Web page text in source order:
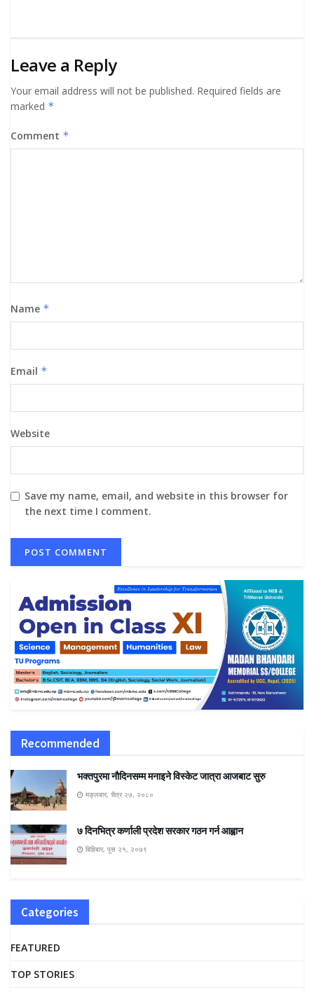
Leave a Reply
Your email address will not be published. Required fields are
marked *
Comment *
Name *
Email *
Website
Save my name, email, and website in this browser for
the next time I comment.
Recommended
भक्तपुरमा नाैदिनसम्म मनाइने विस्केट जात्रा आजबाट सुरु
मङ्लबार, चैत्र २७, २०८०
७ दिनभित्र कर्णाली प्रदेश सरकार गठन गर्न आह्वान
बिहिबार, पुस २१, २०७९
Categories
FEATURED
TOP STORIES